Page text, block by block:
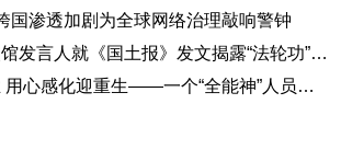
国渗透加剧为全球网络治理敲响警钟
人就《国土报》发文揭露“法轮功”邪教本质答记者问
心感化迎重生——一个“全能神”人员的重生